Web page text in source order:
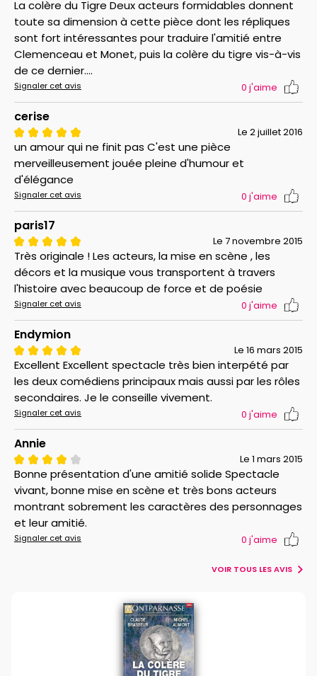
l'un que l'autre, les deux artistes ont été maintes fois
récompensés pour leur travail. En 2000, Claude
Brasseur est nominé aux Molières pour son rôle dans la
pièce "A torts et à raisons". De son côté, Michel
Aumont, sociétaire de la Comédie Française, fut
récompensé par plusieurs Molières, comme en 1993,
avec la pièce "Macbett" ou en 2007 pour "À la porte".
Avec Claude Brasseur et Michel Aumont.
REPORTS ET ANNULATION NE SONT PAS AUTORISES POUR
CE SPECTACLE
La colère du Tigre Deux acteurs formidables donnent
toute sa dimension à cette pièce dont les répliques
sont fort intéressantes pour traduire l'amitié entre
Clemenceau et Monet, puis la colère du tigre vis-à-vis
de ce dernier....
Signaler cet avis 0 j'aime
cerise
Le 2 juillet 2016
un amour qui ne finit pas C'est une pièce
merveilleusement jouée pleine d'humour et
d'élégance
Signaler cet avis 0 j'aime
paris17
Le 7 novembre 2015
Très originale ! Les acteurs, la mise en scène , les
décors et la musique vous transportent à travers
l'histoire avec beaucoup de force et de poésie
Signaler cet avis 0 j'aime
Endymion
Le 16 mars 2015
Excellent Excellent spectacle très bien interpété par
les deux comédiens principaux mais aussi par les rôles
secondaires. Je le conseille vivement.
Signaler cet avis 0 j'aime
Annie
Le 1 mars 2015
Bonne présentation d'une amitié solide Spectacle
vivant, bonne mise en scène et très bons acteurs
montrant sobrement les caractères des personnages
et leur amitié.
Signaler cet avis 0 j'aime
VOIR TOUS LES AVIS